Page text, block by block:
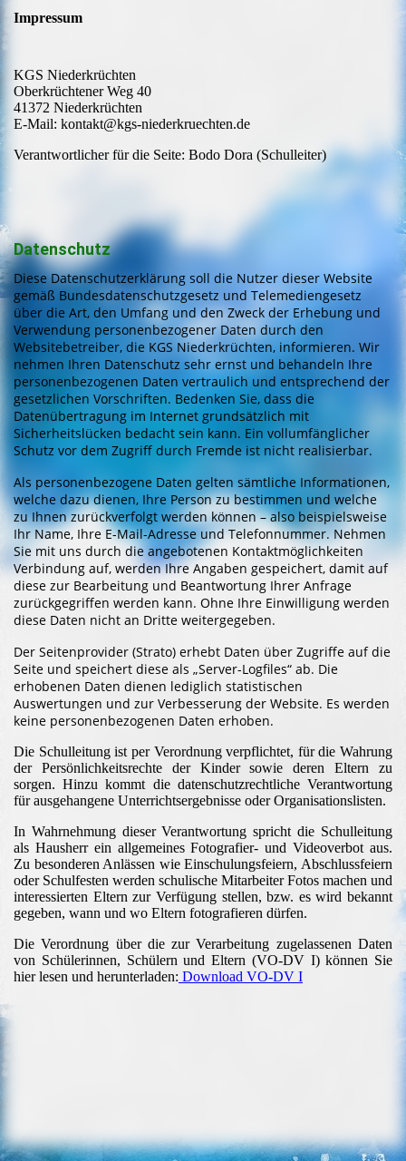
Impressum
KGS Niederkrüchten
Oberkrüchtener Weg 40
41372 Niederkrüchten
E-Mail: kontakt@kgs-niederkruechten.de
Verantwortlicher für die Seite: Bodo Dora (Schulleiter)
Datenschutz
Diese Datenschutzerklärung soll die Nutzer dieser Website
gemäß Bundesdatenschutzgesetz und Telemediengesetz
über die Art, den Umfang und den Zweck der Erhebung und
Verwendung personenbezogener Daten durch den
Websitebetreiber, die KGS Niederkrüchten, informieren. Wir
nehmen Ihren Datenschutz sehr ernst und behandeln Ihre
personenbezogenen Daten vertraulich und entsprechend der
gesetzlichen Vorschriften. Bedenken Sie, dass die
Datenübertragung im Internet grundsätzlich mit
Sicherheitslücken bedacht sein kann. Ein vollumfänglicher
Schutz vor dem Zugriff durch Fremde ist nicht realisierbar.
Als personenbezogene Daten gelten sämtliche Informationen,
welche dazu dienen, Ihre Person zu bestimmen und welche
zu Ihnen zurückverfolgt werden können – also beispielsweise
Ihr Name, Ihre E-Mail-Adresse und Telefonnummer. Nehmen
Sie mit uns durch die angebotenen Kontaktmöglichkeiten
Verbindung auf, werden Ihre Angaben gespeichert, damit auf
diese zur Bearbeitung und Beantwortung Ihrer Anfrage
zurückgegriffen werden kann. Ohne Ihre Einwilligung werden
diese Daten nicht an Dritte weitergegeben.
Der Seitenprovider (Strato) erhebt Daten über Zugriffe auf die
Seite und speichert diese als „Server-Logfiles“ ab. Die
erhobenen Daten dienen lediglich statistischen
Auswertungen und zur Verbesserung der Website. Es werden
keine personenbezogenen Daten erhoben.
Die Schulleitung ist per Verordnung verpflichtet, für die Wahrung
der Persönlichkeitsrechte der Kinder sowie deren Eltern zu
sorgen. Hinzu kommt die datenschutzrechtliche Verantwortung
für ausgehangene Unterrichtsergebnisse oder Organisationslisten.
In Wahrnehmung dieser Verantwortung spricht die Schulleitung
als Hausherr ein allgemeines Fotografier- und Videoverbot aus.
Zu besonderen Anlässen wie Einschulungsfeiern, Abschlussfeiern
oder Schulfesten werden schulische Mitarbeiter Fotos machen und
interessierten Eltern zur Verfügung stellen, bzw. es wird bekannt
gegeben, wann und wo Eltern fotografieren dürfen.
Die Verordnung über die zur Verarbeitung zugelassenen Daten
von Schülerinnen, Schülern und Eltern (VO-DV I) können Sie
hier lesen und herunterladen: Download VO-DV I